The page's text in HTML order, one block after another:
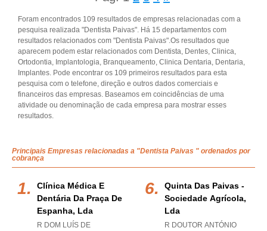
Foram encontrados 109 resultados de empresas relacionadas com a
pesquisa realizada "Dentista Paivas". Há 15 departamentos com
resultados relacionados com "Dentista Paivas".Os resultados que
aparecem podem estar relacionados com Dentista, Dentes, Clinica,
Ortodontia, Implantologia, Branqueamento, Clinica Dentaria, Dentaria,
Implantes. Pode encontrar os 109 primeiros resultados para esta
pesquisa com o telefone, direção e outros dados comerciais e
financeiros das empresas. Baseamos em coincidências de uma
atividade ou denominação de cada empresa para mostrar esses
resultados.
Principais Empresas relacionadas a "Dentista Paivas " ordenados por
cobrança
Clínica Médica E
Dentária Da Praça De
Espanha, Lda
R DOM LUÍS DE
Quinta Das Paivas -
Sociedade Agrícola,
Lda
R DOUTOR ANTÓNIO